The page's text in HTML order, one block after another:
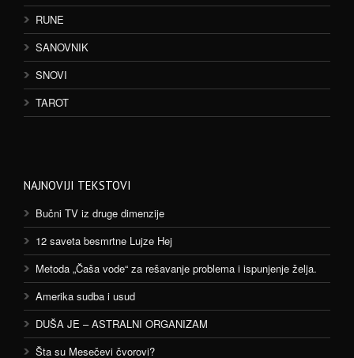
RUNE
SANOVNIK
SNOVI
TAROT
NAJNOVIJI TEKSTOVI
Bučni TV iz druge dimenzije
12 saveta besmrtne Lujze Hej
Metoda „Čaša vode“ za rešavanje problema i ispunjenje želja.
Amerika sudba i usud
DUŠA JE – ASTRALNI ORGANIZAM
Šta su Mesečevi čvorovi?